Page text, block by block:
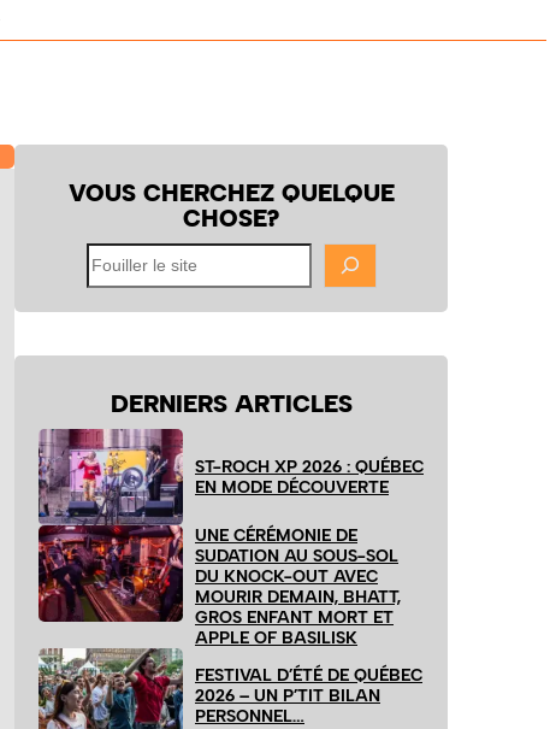
VOUS CHERCHEZ QUELQUE
CHOSE?
Fouiller
le
site
DERNIERS ARTICLES
ST-ROCH XP 2026 : QUÉBEC
EN MODE DÉCOUVERTE
UNE CÉRÉMONIE DE
SUDATION AU SOUS-SOL
DU KNOCK-OUT AVEC
MOURIR DEMAIN, BHATT,
GROS ENFANT MORT ET
APPLE OF BASILISK
FESTIVAL D’ÉTÉ DE QUÉBEC
2026 – UN P’TIT BILAN
PERSONNEL…